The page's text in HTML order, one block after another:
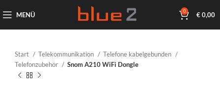
MENÜ 0 €0,00
Start Telekommunikation
Telefone kabelgebunden
Telefonzubehör
Snom A210 WiFi Dongle